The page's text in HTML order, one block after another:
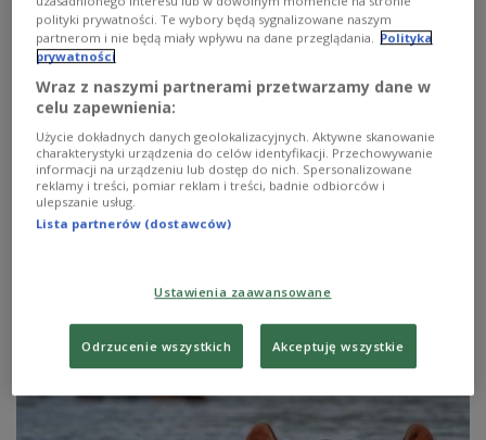
Czy da się ratować ginące gatunki
zwierząt?
W ostatnich dniach świat obiegła informacja o śmierci
ostatniego samca nosorożca białego północnego. Czy
Zobacz więcej na temat:Trójka STYL ŻYCIA
nosorożec
polityki prywatności. Te wybory będą sygnalizowane naszym
partnerom i nie będą miały wpływu na dane przeglądania.
Polityka
prywatności
Wraz z naszymi partnerami przetwarzamy dane w
celu zapewnienia:
Użycie dokładnych danych geolokalizacyjnych. Aktywne skanowanie
charakterystyki urządzenia do celów identyfikacji. Przechowywanie
informacji na urządzeniu lub dostęp do nich. Spersonalizowane
reklamy i treści, pomiar reklam i treści, badnie odbiorców i
ulepszanie usług.
Lista partnerów (dostawców)
Ustawienia zaawansowane
Odrzucenie wszystkich Akceptuję wszystkie